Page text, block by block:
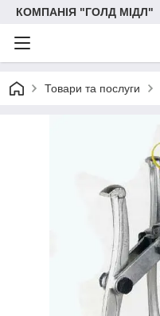
КОМПАНІЯ "ГОЛД МІДЛ"
Товари та послуги